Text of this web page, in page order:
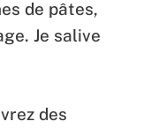
de pâtes,
Je salive
des